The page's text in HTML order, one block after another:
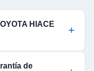
HIACE
de